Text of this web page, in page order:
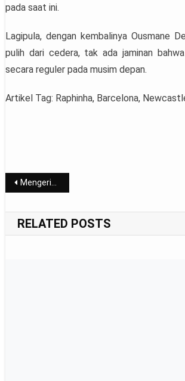
pada saat ini.
Lagipula, dengan kembalinya Ousmane
pulih dari cedera, tak ada jaminan
secara reguler pada musim depan.
Artikel Tag: Raphinha, Barcelona,
Post
navigation
Mengerikan, Anthony Ginting Juara Singapore Open 2023
RELATED POSTS